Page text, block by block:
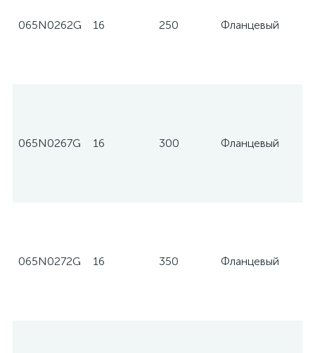
065N0262G 16 250 Фланцевый
065N0267G 16 300 Фланцевый
065N0272G 16 350 Фланцевый